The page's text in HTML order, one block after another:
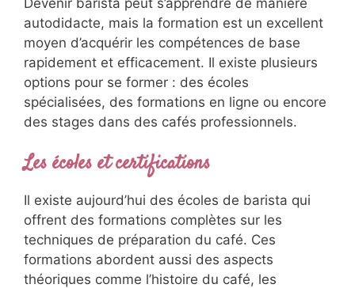
Devenir barista peut s’apprendre de manière
autodidacte, mais la formation est un excellent
moyen d’acquérir les compétences de base
rapidement et efficacement. Il existe plusieurs
options pour se former : des écoles
spécialisées, des formations en ligne ou encore
des stages dans des cafés professionnels.
Les écoles et certifications
Il existe aujourd’hui des écoles de barista qui
offrent des formations complètes sur les
techniques de préparation du café. Ces
formations abordent aussi des aspects
théoriques comme l’histoire du café, les